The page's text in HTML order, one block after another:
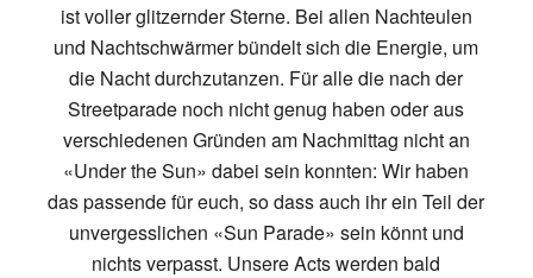
ist voller glitzernder Sterne. Bei allen Nachteulen
und Nachtschwärmer bündelt sich die Energie, um
die Nacht durchzutanzen. Für alle die nach der
Streetparade noch nicht genug haben oder aus
verschiedenen Gründen am Nachmittag nicht an
«Under the Sun» dabei sein konnten: Wir haben
das passende für euch, so dass auch ihr ein Teil der
unvergesslichen «Sun Parade» sein könnt und
nichts verpasst. Unsere Acts werden bald